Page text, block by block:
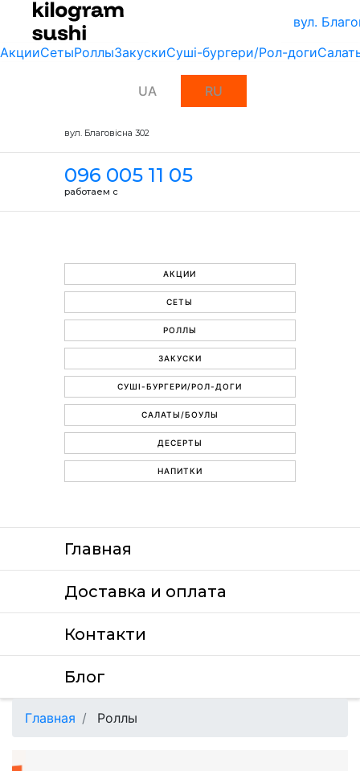
вул.
АкцииСетыРоллыЗакускиСуші-бургери/Рол-доги
UA RU
вул. Благовісна 302
096 005 11 05
работаем с
АКЦИИ
СЕТЫ
РОЛЛЫ
ЗАКУСКИ
СУШІ-БУРГЕРИ/РОЛ-ДОГИ
САЛАТЫ/БОУЛЫ
ДЕСЕРТЫ
НАПИТКИ
Главная
Доставка и оплата
Контакти
Блог
Главная Роллы